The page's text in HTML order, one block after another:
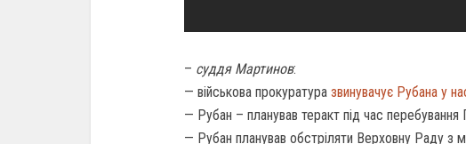
– суддя Мартинов:
— військова прокуратура звинувачує Рубана у
— Рубан – планував теракт під час
— Рубан планував обстріляти Верховну Раду з